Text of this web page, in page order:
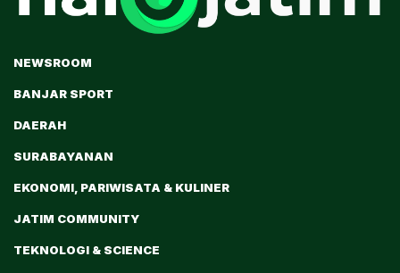
NEWSROOM
BANJAR SPORT
DAERAH
SURABAYANAN
EKONOMI, PARIWISATA & KULINER
JATIM COMMUNITY
TEKNOLOGI & SCIENCE